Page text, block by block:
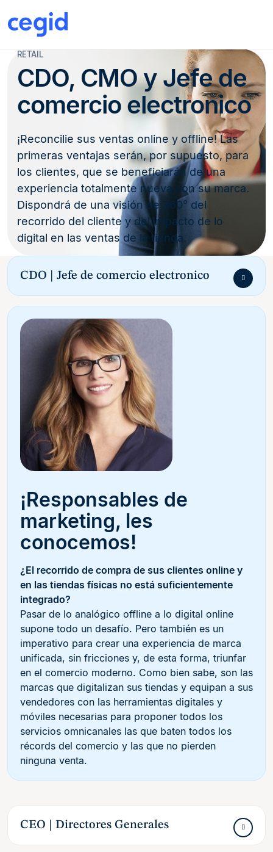
RETAIL
CDO, CMO y Jefe de
comercio electronico
¡Reconcilie sus ventas online y offline! Las
primeras ventajas serán, por supuesto, para
los clientes, que se beneficiarán de una
experiencia totalmente nueva con su marca.
Dispondrá de una visión de 360° del
recorrido del cliente y del impacto de lo
digital en las ventas de la tienda.
CDO | Jefe de comercio electronico
¡Responsables de
marketing, les
conocemos!
¿El recorrido de compra de sus clientes online y
en las tiendas físicas no está suficientemente
integrado?
Pasar de lo analógico offline a lo digital online
supone todo un desafío. Pero también es un
imperativo para crear una experiencia de marca
unificada, sin fricciones y, de esta forma, triunfar
en el comercio moderno. Como bien sabe, son las
marcas que digitalizan sus tiendas y equipan a sus
vendedores con las herramientas digitales y
móviles necesarias para proponer todos los
servicios omnicanales las que baten todos los
récords del comercio y las que no pierden
ninguna venta.
CEO | Directores Generales